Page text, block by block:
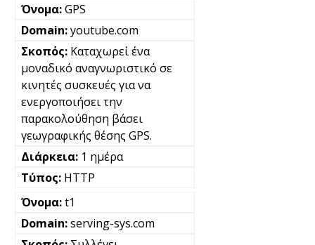
GPS
youtube.com
Καταχωρεί ένα
μοναδικό αναγνωριστικό σε
κινητές συσκευές για να
ενεργοποιήσει την
παρακολούθηση βάσει
γεωγραφικής θέσης GPS.
1 ημέρα
HTTP
t1
serving-sys.com